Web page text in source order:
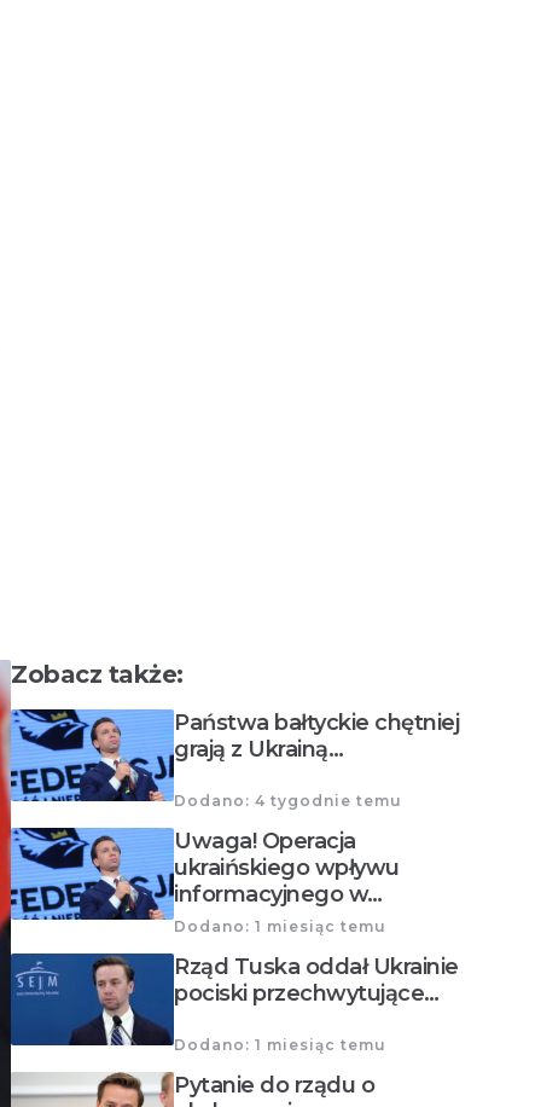
Zobacz także:
Państwa bałtyckie chętniej
grają z Ukrainą…
Dodano: 4 tygodnie temu
Uwaga! Operacja
ukraińskiego wpływu
informacyjnego w…
Dodano: 1 miesiąc temu
Rząd Tuska oddał Ukrainie
pociski przechwytujące…
Dodano: 1 miesiąc temu
Pytanie do rządu o